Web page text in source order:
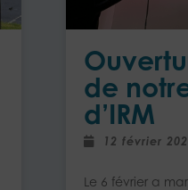
de
d’IRM
12 février
Le 6 février a